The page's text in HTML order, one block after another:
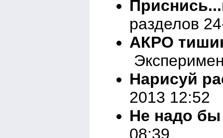
разделов
АКРО
Нарисуй
2013 12:52
Не надо бы
08:39